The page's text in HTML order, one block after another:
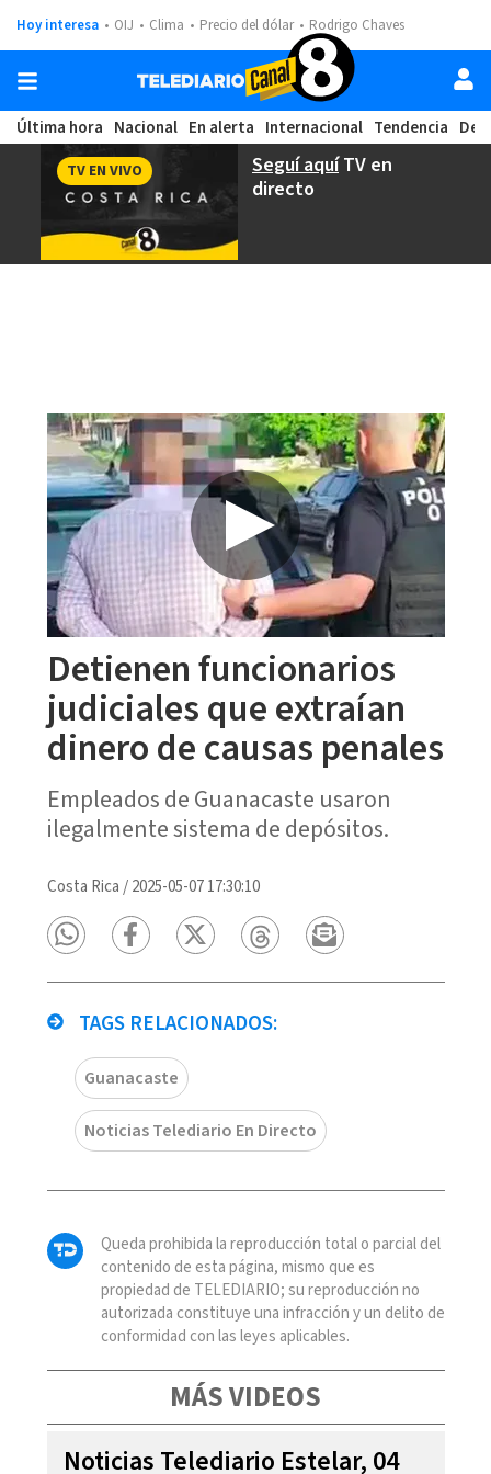
Hoy interesa OIJ Clima Precio del dólar Rodrigo Chaves
Última hora Nacional En alerta Internacional Tendencia
Seguí aquíTV en
directo
TV EN VIVO
Detienen funcionarios
judiciales que extraían
dinero de causas penales
Empleados de Guanacaste usaron
ilegalmente sistema de depósitos.
Costa Rica /2025-05-07 17:30:10
TAGS RELACIONADOS:
Guanacaste
Noticias Telediario En Directo
Queda prohibida la reproducción total o parcial del
contenido de esta página, mismo que es
propiedad de TELEDIARIO; su reproducción no
autorizada constituye una infracción y un delito de
conformidad con las leyes aplicables.
MÁS VIDEOS
Noticias Telediario Estelar, 04